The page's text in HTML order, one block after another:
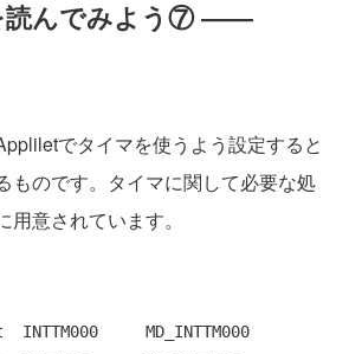
読んでみよう⑦ ――
でタイマを使うよう設定すると
ものです。タイマに関して必要な処
意されています。
MD_INTTM000